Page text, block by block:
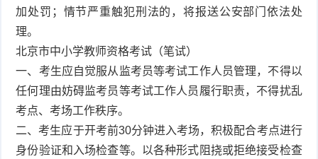
加处罚；情节严重触犯刑法的，将报送公安部门依法处
理。
北京市中小学教师资格考试（笔试）
一、考生应自觉服从监考员等考试工作人员管理，不得以
任何理由妨碍监考员等考试工作人员履行职责，不得扰乱
考点、考场工作秩序。
二、考生应于开考前30分钟进入考场，积极配合考点进行
身份验证和入场检查等。以各种形式阻挠或拒绝接受检查